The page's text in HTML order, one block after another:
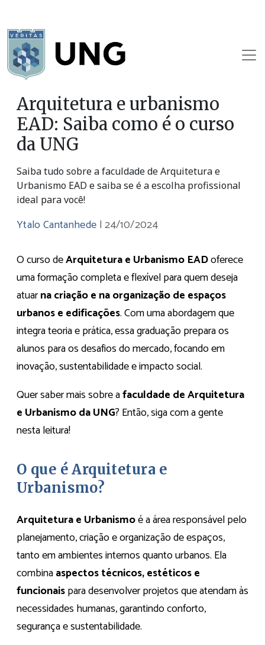
Arquitetura e urbanismo
EAD: Saiba como é o curso
da UNG
Saiba tudo sobre a faculdade de Arquitetura e
Urbanismo EAD e saiba se é a escolha profissional
ideal para você!
Ytalo Cantanhede |24/10/2024
O curso deArquitetura e Urbanismo EADoferece
uma formação completa e flexível para quem deseja
atuarna criação e na organização de espaços
urbanos e edificações. Com uma abordagem que
integra teoria e prática, essa graduação prepara os
alunos para os desafios do mercado, focando em
inovação, sustentabilidade e impacto social.
Quer saber mais sobre afaculdade de Arquitetura
e Urbanismo da UNG? Então, siga com a gente
nesta leitura!
O que é Arquitetura e
Urbanismo?
Arquitetura e Urbanismoé a área responsável pelo
planejamento, criação e organização de espaços,
tanto em ambientes internos quanto urbanos. Ela
combinaaspectos técnicos, estéticos e
funcionaispara desenvolver projetos que atendam às
necessidades humanas, garantindo conforto,
segurança e sustentabilidade.